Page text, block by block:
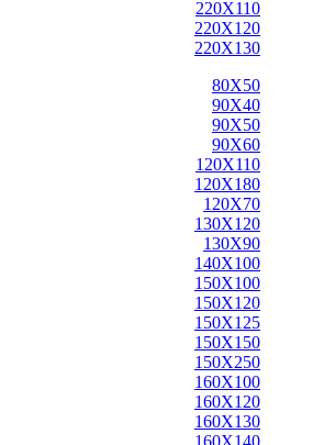
220X110
220X120
220X130
80X50
90X40
90X50
90X60
120X110
120X180
120X70
130X120
130X90
140X100
150X100
150X120
150X125
150X150
150X250
160X100
160X120
160X130